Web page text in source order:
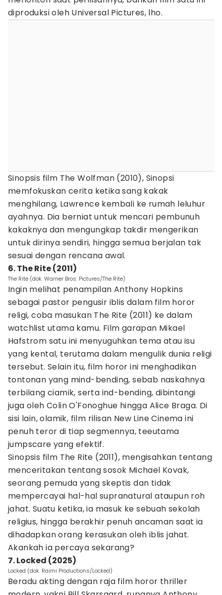
diproduksi oleh Universal Pictures, lho.
Sinopsis film The Wolfman (2010), Sinopsi
memfokuskan cerita ketika sang kakak
menghilang, Lawrence kembali ke rumah leluhur
ayahnya. Dia berniat untuk mencari pembunuh
kakaknya dan mengungkap takdir mengerikan
untuk dirinya sendiri, hingga semua berjalan tak
sesuai dengan rencana awal.
6. The Rite (2011)
The Rite (dok. Warner Bros. Pictures/The Rite)
Ingin melihat penampilan Anthony Hopkins
sebagai pastor pengusir iblis dalam film horor
religi, coba masukan The Rite (2011) ke dalam
watchlist utama kamu. Film garapan Mikael
Hafstrom satu ini menyuguhkan tema atau isu
yang kental, terutama dalam mengulik dunia religi
tersebut. Selain itu, film horor ini menghadikan
tontonan yang mind-bending, sebab naskahnya
terbilang ciamik, serta ind-bending, dibintangi
juga oleh Colin O'Fonoghue hingga Alice Braga. Di
sisi lain, olamik, film rilisan New Line Cinema ini
penuh teror di tiap segmennya, teeutama
jumpscare yang efektif.
Sinopsis film The Rite (2011), mengisahkan tentang
menceritakan tentang sosok Michael Kovak,
seorang pemuda yang skeptis dan tidak
mempercayai hal-hal supranatural ataupun roh
jahat. Suatu ketika, ia masuk ke sebuah sekolah
religius, hingga berakhir penuh ancaman saat ia
dihadapkan orang kerasukan oleh iblis jahat.
Akankah ia percaya sekarang?
7. Locked (2025)
Locked (dok. Raimi Productions/Locked)
Beradu akting dengan raja film horor thriller